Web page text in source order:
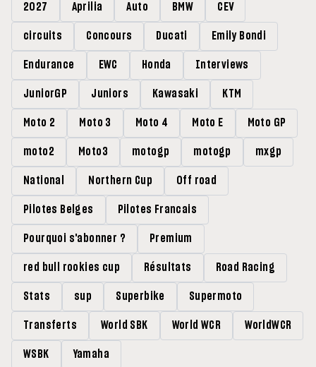
2027 Aprilia Auto BMW CEV
circuits Concours Ducati Emily Bondi
Endurance EWC Honda Interviews
JuniorGP Juniors Kawasaki KTM
Moto 2 Moto 3 Moto 4 Moto E Moto GP
moto2 Moto3 motogp motogp mxgp
National Northern Cup Off road
Pilotes Belges Pilotes Francais
Pourquoi s'abonner ? Premium
red bull rookies cup Résultats Road Racing
Stats sup Superbike Supermoto
Transferts World SBK World WCR WorldWCR
WSBK Yamaha